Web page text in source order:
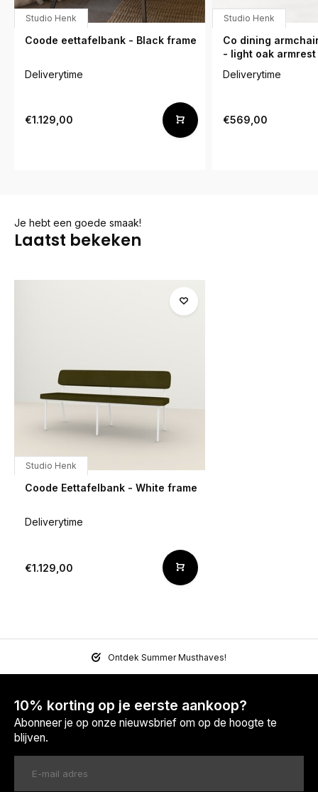
Studio Henk
Coode eettafelbank - Black frame
Deliverytime
€1.129,00
Studio Henk
Co dining
- light oak armrest
Deliverytime
€569,00
Je hebt een goede smaak!
Laatst bekeken
Studio Henk
Coode Eettafelbank - White frame
Deliverytime
€1.129,00
Ontdek Summer Musthaves!
10% korting op je eerste aankoop?
Abonneer je op onze nieuwsbrief om op de hoogte te
blijven.